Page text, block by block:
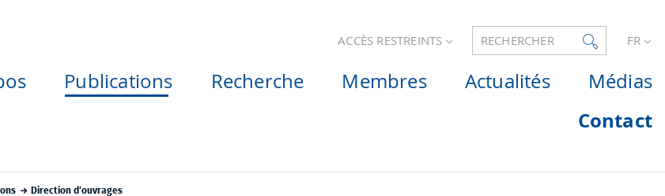
ACCÈS RESTREINTS RECHERCHER FR
Publications Recherche Membres Actualités Médias
Contact
Direction d'ouvrages